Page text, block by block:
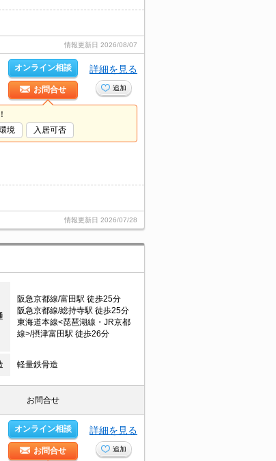
情報更新日 2026/08/07
オンライン相談
お問合せ
詳細を見る
追加
境 入居可否
情報更新日 2026/07/28
阪急京都線/富田駅 徒歩25分
阪急京都線/総持寺駅 徒歩25分
東海道本線<琵琶湖線・JR京都
線>/摂津富田駅 徒歩26分
軽量鉄骨造
お問合せ
オンライン相談
お問合せ
詳細を見る
追加